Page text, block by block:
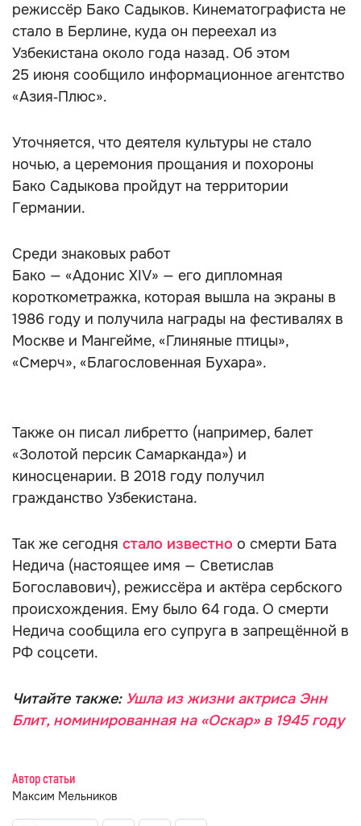
режиссёр Бако Садыков. Кинематографиста не
стало в Берлине, куда он переехал из
Узбекистана около года назад. Об этом
25 июня сообщило информационное агентство
«Азия‑Плюс».
Уточняется, что деятеля культуры не стало
ночью, а церемония прощания и похороны
Бако Садыкова пройдут на территории
Германии.
Среди знаковых работ
Бако — «Адонис XIV» — его дипломная
короткометражка, которая вышла на экраны в
1986 году и получила награды на фестивалях в
Москве и Мангейме, «Глиняные птицы»,
«Смерч», «Благословенная Бухара».
Также он писал либретто (например, балет
«Золотой персик Самарканда») и
киносценарии. В 2018 году получил
гражданство Узбекистана.
Так же сегодня стало известно о смерти Бата
Недича (настоящее имя — Светислав
Богославович), режиссёра и актёра сербского
происхождения. Ему было 64 года. О смерти
Недича сообщила его супруга в запрещённой в
РФ соцсети.
Читайте также: Ушла из жизни актриса Энн
Блит, номинированная на «Оскар» в 1945 году
Автор статьи
Максим Мельников